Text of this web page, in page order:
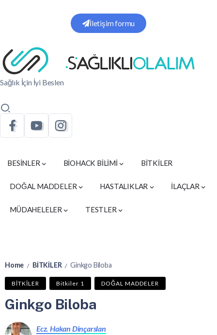
İletişim formu
Sağlık İçin İyi Beslen
BESİNLER BİOHACK BİLİMİ BİTKİLER
DOĞAL MADDELER HASTALIKLAR İLAÇLAR
MÜDAHELELER TESTLER
Home / BİTKİLER / Ginkgo Biloba
BİTKİLER Bitkiler 1 DOĞAL MADDELER
Ginkgo Biloba
Ecz. Hakan Dinçarslan